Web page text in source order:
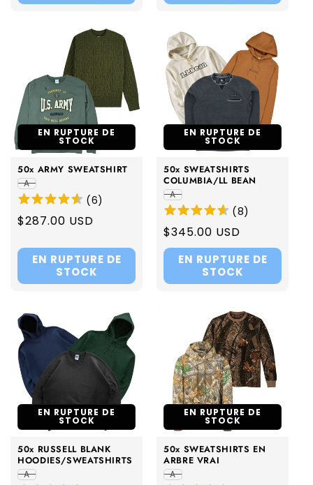
EN RUPTURE DE
STOCK
50x ARMY SWEATSHIRT
A
(6)
Regular
$287.00 USD
EN RUPTURE DE
STOCK
EN RUPTURE DE
STOCK
50x SWEATSHIRTS
COLUMBIA/LL BEAN
A
(8)
Regular
price
$345.00 USD
EN RUPTURE DE
STOCK
EN RUPTURE DE
STOCK
50x RUSSELL BLANK
HOODIES/SWEATSHIRTS
A
EN RUPTURE DE
STOCK
50x SWEATSHIRTS EN
ARBRE VRAI
A